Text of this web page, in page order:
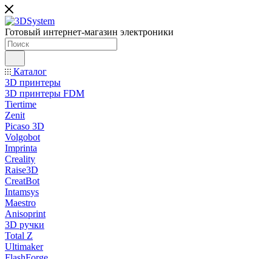
Готовый интернет-магазин электроники
Каталог
3D принтеры
3D принтеры FDM
Tiertime
Zenit
Picaso 3D
Volgobot
Imprinta
Creality
Raise3D
CreatBot
Intamsys
Maestro
Anisoprint
3D ручки
Total Z
Ultimaker